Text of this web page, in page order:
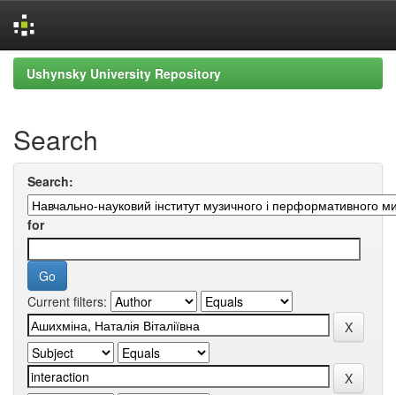
Skip
navigation
Ushynsky University Repository
Search
Search:
for
Current filters: